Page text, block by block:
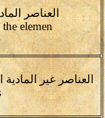
العناصر
Material Aspects of the elemen